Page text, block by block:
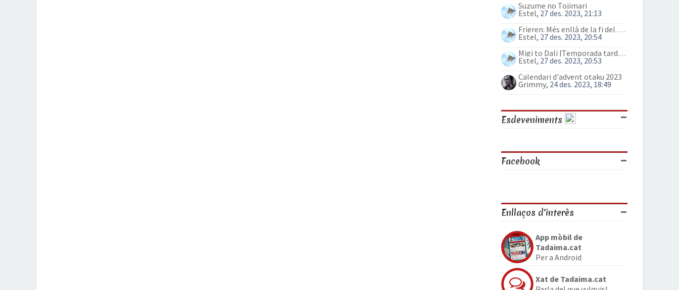
Suzume no Tojimari
Estel, 27 des. 2023, 21:13
Frieren: Més enllà de la fi del viatge (anime)
Estel, 27 des. 2023, 20:54
Migi to Dali [Temporada tardor 2023]
Estel, 27 des. 2023, 20:53
Calendari d'advent otaku 2023
Grimmy, 24 des. 2023, 18:49
Esdeveniments
Facebook
Enllaços d'interès
App mòbil de
Tadaima.cat
Per a Android
Xat de Tadaima.cat